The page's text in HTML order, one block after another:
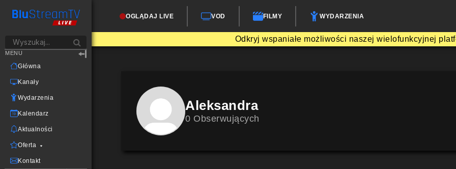
OGLĄDAJ LIVE VOD FILMY WYDARZENIA
Odkryj wspaniałe możliwości naszej wielofunkcyjnej
MENU
Główna
Kanały
Wydarzenia
Kalendarz
Aktualności
Oferta
Kontakt
Aleksandra
0 Obserwujących